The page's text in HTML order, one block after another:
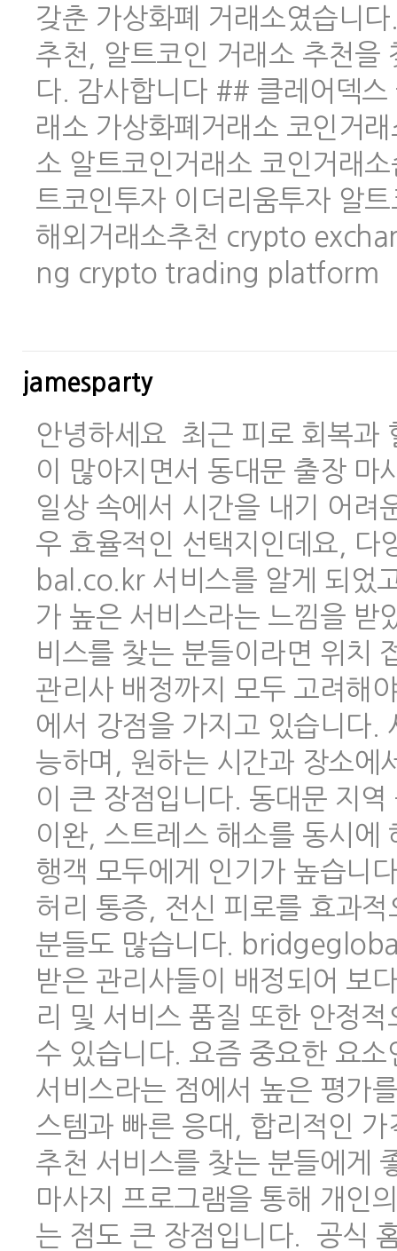
갖춘 가상화폐 거래소였습니
추천, 알트코인 거래소 추천을
다. 감사합니다 ## 클레어덱
래소 가상화폐거래소 코인거
소 알트코인거래소 코인거래
트코인투자 이더리움투자 알
해외거래소추천 crypto
ng crypto trading platform
jamesparty
안녕하세요 최근 피로 회복과
이 많아지면서 동대문 출장 마
일상 속에서 시간을 내기 어려
우 효율적인 선택지인데요,
bal.co.kr 서비스를 알게 되었
가 높은 서비스라는 느낌을 받
비스를 찾는 분들이라면 위치
관리사 배정까지 모두 고려해
에서 강점을 가지고 있습니다.
능하며, 원하는 시간과 장소에
이 큰 장점입니다. 동대문 지
이완, 스트레스 해소를 동시에
행객 모두에게 인기가 높습니
허리 통증, 전신 피로를 효과
분들도 많습니다.
받은 관리사들이 배정되어 보
리 및 서비스 품질 또한 안정
수 있습니다. 요즘 중요한 요
서비스라는 점에서 높은 평가
스템과 빠른 응대, 합리적인
추천 서비스를 찾는 분들에게
마사지 프로그램을 통해 개인
는 점도 큰 장점입니다. 공식